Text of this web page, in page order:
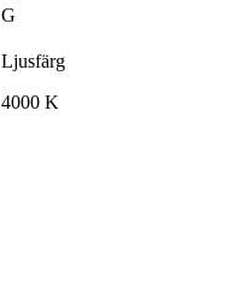
G
Ljusfärg
4000 K